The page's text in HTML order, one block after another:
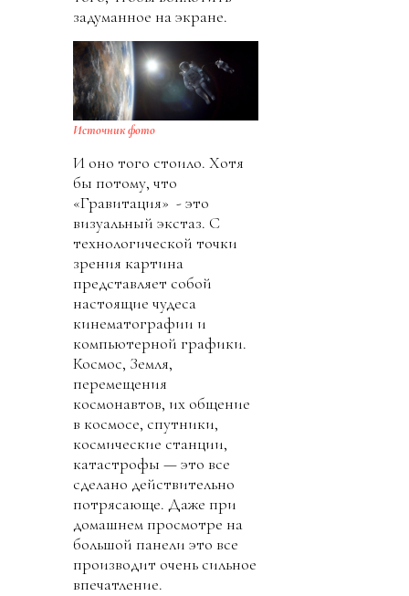
задуманное на экране.
Источник фото
И оно того стоило. Хотя
бы потому, что
«Гравитация» - это
визуальный экстаз. С
технологической точки
зрения картина
представляет собой
настоящие чудеса
кинематографии и
компьютерной графики.
Космос, Земля,
перемещения
космонавтов, их общение
в космосе, спутники,
космические станции,
катастрофы — это все
сделано действительно
потрясающе. Даже при
домашнем просмотре на
большой панели это все
производит очень сильное
впечатление.